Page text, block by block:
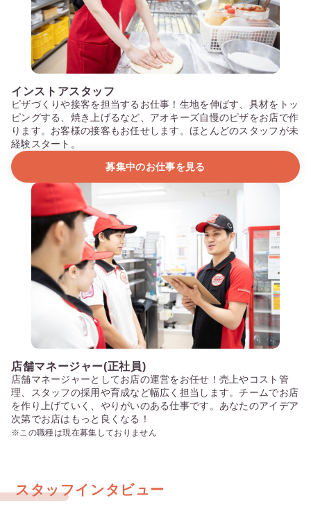
インストアスタッフ
ピザづくりや接客を担当するお仕事！生地を伸ばす、具材をトッ
ピングする、焼き上げるなど、アオキーズ自慢のピザをお店で作
ります。お客様の接客もお任せします。ほとんどのスタッフが未
経験スタート。
募集中のお仕事を見る
店舗マネージャー(正社員)
店舗マネージャーとしてお店の運営をお任せ！売上やコスト管
理、スタッフの採用や育成など幅広く担当します。チームでお店
を作り上げていく、やりがいのある仕事です。あなたのアイデア
次第でお店はもっと良くなる！
※この職種は現在募集しておりません
スタッフインタビュー